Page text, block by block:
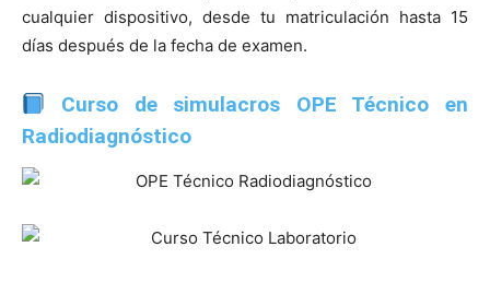
cualquier dispositivo, desde tu matriculación hasta 15
días después de la fecha de examen.
Curso de simulacros OPE Técnico en
Radiodiagnóstico